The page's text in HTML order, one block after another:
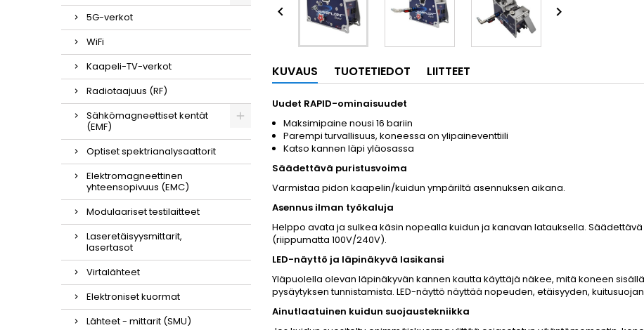
5G-verkot
WiFi
Kaapeli-TV-verkot
Radiotaajuus (RF)
Sähkömagneettiset kentät
(EMF)
Optiset spektrianalysaattorit
Elektromagneettinen
yhteensopivuus (EMC)
Modulaariset testilaitteet
Laseretäisyysmittarit,
lasertasot
Virtalähteet
Elektroniset kuormat
Lähteet - mittarit (SMU)
 
KUVAUS TUOTETIEDOT LIITTEET
Uudet RAPID-ominaisuudet
Maksimipaine nousi 16 bariin
Parempi turvallisuus, koneessa on ylipaineventtiili
Katso kannen läpi yläosassa
Säädettävä puristusvoima
Varmistaa pidon kaapelin/kuidun ympäriltä asennuksen aikana.
Asennus ilman työkaluja
Helppo avata ja sulkea käsin nopealla kuidun ja kanavan latauksella.
(riippumatta 100V/240V).
LED-näyttö ja läpinäkyvä lasikansi
Yläpuolella olevan läpinäkyvän kannen kautta käyttäjä näkee, mitä koneen
pysäytyksen tunnistamista. LED-näyttö näyttää nopeuden, etäisyyden,
Ainutlaatuinen kuidun suojaustekniikka